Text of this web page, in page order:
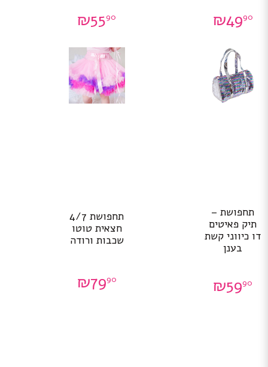
₪4990
₪5590
תחפושת –
תיק פאיטים
דו כיווני קשת
בענן
₪5990
תחפושת 4/7
חצאית טוטו
שכבות ורודה
₪7990